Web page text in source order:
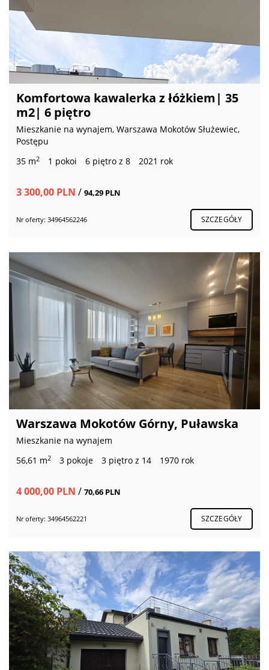
Komfortowa kawalerka z łóżkiem| 35
m2| 6 piętro
Mieszkanie na wynajem, Warszawa Mokotów Służewiec,
Postępu
35 m2 1 pokoi 6 piętro z 8 2021 rok
3 300,00 PLN / 94,29 PLN
Nr oferty: 34964562246 SZCZEGÓŁY
Warszawa Mokotów Górny, Puławska
Mieszkanie na wynajem
56,61 m2 3 pokoje 3 piętro z 14 1970 rok
4 000,00 PLN / 70,66 PLN
Nr oferty: 34964562221 SZCZEGÓŁY